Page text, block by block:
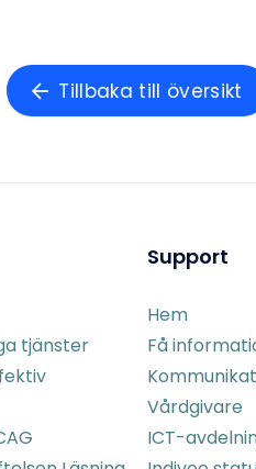
Tillbaka till översikt
tjänster
Support
Hem
Få
Vårdgivare
ICT-